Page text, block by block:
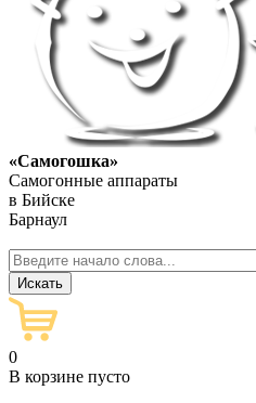
«Самогошка»
Самогонные аппараты
в Бийске
Барнаул
0
В корзине пусто